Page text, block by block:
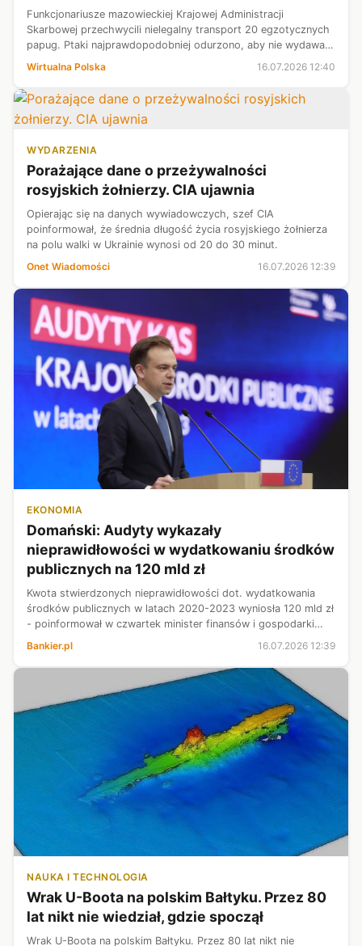
Funkcjonariusze mazowieckiej Krajowej Administracji
Skarbowej przechwycili nielegalny transport 20 egzotycznych
papug. Ptaki najprawdopodobniej odurzono, aby nie wydawały
dźwięków podczas podróży. Większość z nich była ranna, a
Wirtualna Polska 16.07.2026 12:40
WYDARZENIA
Porażające dane o przeżywalności
rosyjskich żołnierzy. CIA ujawnia
Opierając się na danych wywiadowczych, szef CIA
poinformował, że średnia długość życia rosyjskiego żołnierza
na polu walki w Ukrainie wynosi od 20 do 30 minut.
Onet Wiadomości
16.07.2026 12:39
EKONOMIA
Domański: Audyty wykazały
nieprawidłowości w wydatkowaniu środków
publicznych na 120 mld zł
Kwota stwierdzonych nieprawidłowości dot. wydatkowania
środków publicznych w latach 2020-2023 wyniosła 120 mld zł
- poinformował w czwartek minister finansów i gospodarki
Andrzej Domański. Dodał, że w tej sprawie rozpoczęto 177
audytów, a 135 już się...
Bankier.pl 16.07.2026 12:39
NAUKA I TECHNOLOGIA
Wrak U-Boota na polskim Bałtyku. Przez 80
lat nikt nie wiedział, gdzie spoczął
Wrak U-Boota na polskim Bałtyku. Przez 80 lat nikt nie